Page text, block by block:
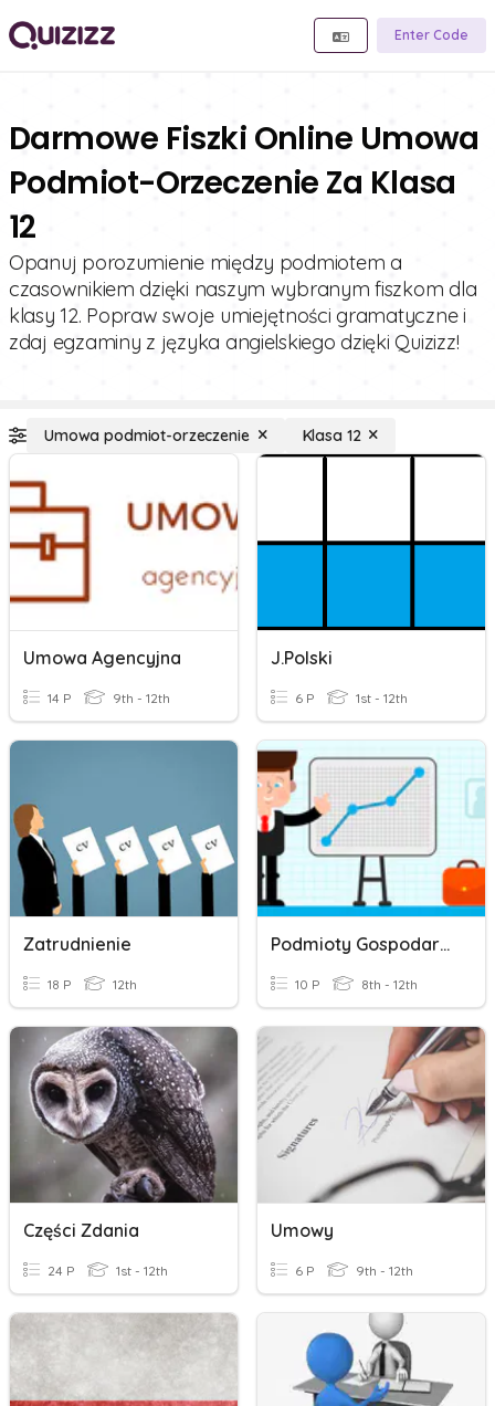
Enter Code
Darmowe Fiszki Online Umowa
Podmiot-Orzeczenie Za Klasa
12
Opanuj porozumienie między podmiotem a
czasownikiem dzięki naszym wybranym fiszkom dla
klasy 12. Popraw swoje umiejętności gramatyczne i
zdaj egzaminy z języka angielskiego dzięki Quizizz!
Umowa podmiot-orzeczenie Klasa 12
Umowa Agencyjna
14 P 9th - 12th
J.polski
6 P 1st - 12th
Zatrudnienie
18 P 12th
Podmioty Gospodarcze
10 P 8th - 12th
Części Zdania
24 P 1st - 12th
Umowy
6 P 9th - 12th